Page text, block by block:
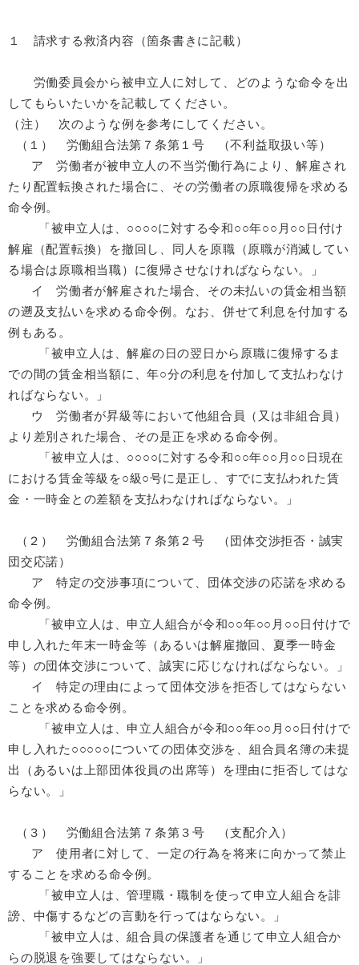
１ 請求する救済内容（箇条書きに記載）
労働委員会から被申立人に対して、どのような命令を出
してもらいたいかを記載してください。
（注） 次のような例を参考にしてください。
（１） 労働組合法第７条第１号 （不利益取扱い等）
ア 労働者が被申立人の不当労働行為により、解雇され
たり配置転換された場合に、その労働者の原職復帰を求める
命令例。
「被申立人は、○○○○に対する令和○○年○○月○○日付け
解雇（配置転換）を撤回し、同人を原職（原職が消滅してい
る場合は原職相当職）に復帰させなければならない。」
イ 労働者が解雇された場合、その未払いの賃金相当額
の遡及支払いを求める命令例。なお、併せて利息を付加する
例もある。
「被申立人は、解雇の日の翌日から原職に復帰するま
での間の賃金相当額に、年○分の利息を付加して支払わなけ
ればならない。」
ウ 労働者が昇級等において他組合員（又は非組合員）
より差別された場合、その是正を求める命令例。
「被申立人は、○○○○に対する令和○○年○○月○○日現在
における賃金等級を○級○号に是正し、すでに支払われた賃
金・一時金との差額を支払わなければならない。」
（２） 労働組合法第７条第２号 （団体交渉拒否・誠実
団交応諾）
ア 特定の交渉事項について、団体交渉の応諾を求める
命令例。
「被申立人は、申立人組合が令和○○年○○月○○日付けで
申し入れた年末一時金等（あるいは解雇撤回、夏季一時金
等）の団体交渉について、誠実に応じなければならない。」
イ 特定の理由によって団体交渉を拒否してはならない
ことを求める命令例。
「被申立人は、申立人組合が令和○○年○○月○○日付けで
申し入れた○○○○○についての団体交渉を、組合員名簿の未提
出（あるいは上部団体役員の出席等）を理由に拒否してはな
らない。」
（３） 労働組合法第７条第３号 （支配介入）
ア 使用者に対して、一定の行為を将来に向かって禁止
することを求める命令例。
「被申立人は、管理職・職制を使って申立人組合を誹
謗、中傷するなどの言動を行ってはならない。」
「被申立人は、組合員の保護者を通じて申立人組合か
らの脱退を強要してはならない。」